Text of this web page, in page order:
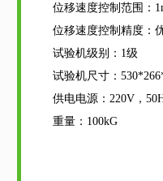
位移速度控制范围：
位移速度控制精度：
试验机级别：1级
试验机尺寸：
供电电源：220V，
重量：100kG